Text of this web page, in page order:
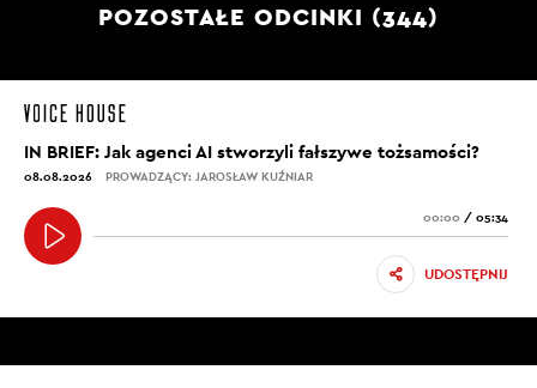
POZOSTAŁE ODCINKI (344)
IN BRIEF: Jak agenci AI stworzyli fałszywe tożsamości?
08.08.2026 PROWADZĄCY: JAROSŁAW KUŹNIAR
00:00 / 05:34
UDOSTĘPNIJ